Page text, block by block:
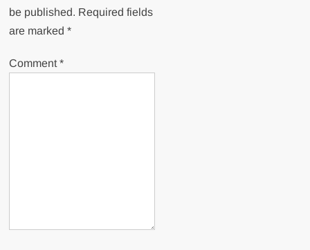
be published. Required fields
are marked*
Comment*